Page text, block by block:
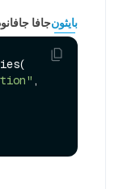
بايثونجافا جافا
,